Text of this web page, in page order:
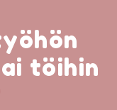
töihin